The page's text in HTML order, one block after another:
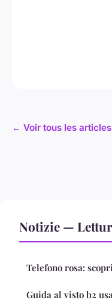
← Voir tous les
Notizie —
Telefono rosa:
Guida al visto b2